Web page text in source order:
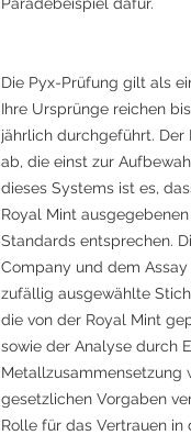
Die Pyx-Prüfung gilt als
Ihre Ursprünge reichen
jährlich durchgeführt. Der
ab, die einst zur
dieses Systems ist es,
Royal Mint
Standards entsprechen.
Company und dem
zufällig ausgewählte
die von der Royal Mint
sowie der Analyse durch
Metallzusammensetzung
gesetzlichen Vorgaben
Rolle für das Vertrauen